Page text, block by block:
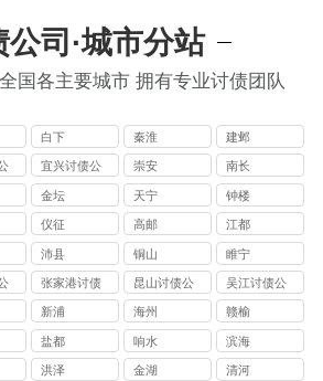
公司·城市分站
国各主要城市 拥有专业讨债团队
白下 秦淮 建邺
宜兴讨债公
司
崇安 南长
金坛 天宁 钟楼
仪征 高邮 江都
沛县 铜山 睢宁
张家港讨债
公司
昆山讨债公
司
吴江讨债公
司
新浦 海州 赣榆
盐都 响水 滨海
洪泽 金湖 清河